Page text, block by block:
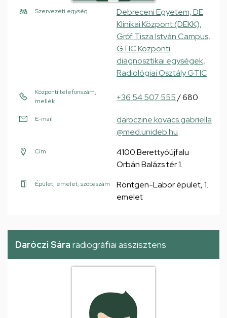
Szervezeti egység
Debreceni Egyetem, DE
Klinikai Központ (DEKK),
Gróf Tisza István Campus,
GTIC Központi
diagnosztikai egységek,
Radiológiai Osztály GTIC
Központi telefonszám,
mellék
+36 54 507 555/ 680
E-mail
daroczine.kovacs.gabriella
@med.unideb.hu
Cím
4100 Berettyóújfalu
Orbán Balázs tér 1.
Épület, emelet, szobaszám
Röntgen-Labor épület, 1.
emelet
Daróczi Sára radiográfiai asszisztens